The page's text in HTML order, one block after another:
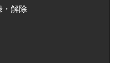
・解除